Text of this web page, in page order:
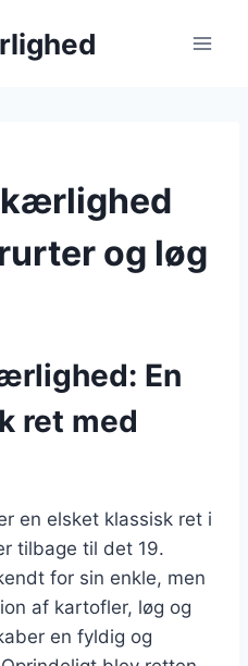
og løg
En
ret med
en elsket klassisk ret i
tilbage til det 19.
for sin enkle, men
af kartofler, løg og
en fyldig og